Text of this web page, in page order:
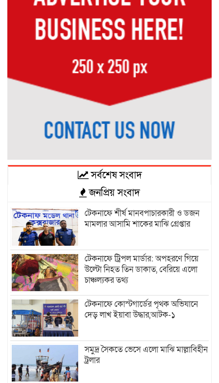
সর্বশেষ সংবাদ
জনপ্রিয় সংবাদ
টেকনাফে শীর্ষ মানবপাচারকারী ও ডজন
মামলার আসামি শাকের মাঝি গ্রেপ্তার
টেকনাফে ট্রিপল মার্ডার: অপহরণে গিয়ে
উল্টো নিহত তিন ডাকাত, বেরিয়ে এলো
চাঞ্চল্যকর তথ্য
টেকনাফে কোস্টগার্ডের পৃথক অভিযানে
দেড় লাখ ইয়াবা উদ্ধার,আটক-১
সমুদ্র সৈকতে ভেসে এলো মাঝি মাল্লাবিহীন
ট্রলার